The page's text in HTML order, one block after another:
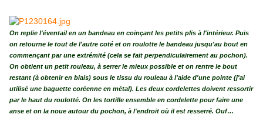
On replie l'éventail en un bandeau en coinçant les petits plis à l'intérieur. Puis
on retourne le tout de l'autre coté et on roulotte le bandeau jusqu'au bout en
commençant par une extrémité (cela se fait perpendiculairement au pochon).
On obtient un petit rouleau, à serrer le mieux possible et on rentre le bout
restant (à obtenir en biais) sous le tissu du rouleau à l'aide d'une pointe (j'ai
utilisé une baguette coréenne en métal). Les deux cordelettes doivent ressortir
par le haut du roulotté. On les tortille ensemble en cordelette pour faire une
anse et on la noue autour du pochon, à l'endroit où il est resserré. Ouf…